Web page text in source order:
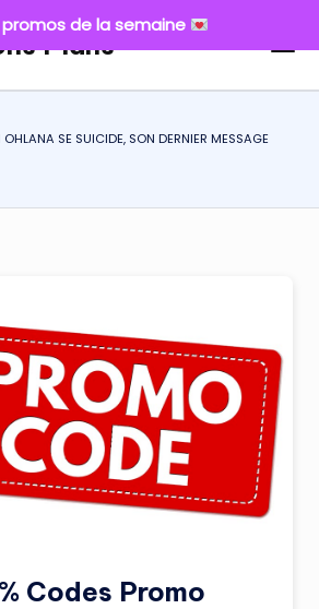
Plans
SE SUICIDE, SON DERNIER MESSAGE
Codes Promo
promos de la semaine